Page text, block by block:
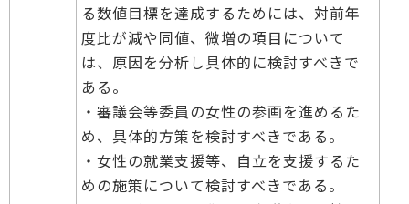
る数値目標を達成するためには、対前年
度比が減や同値、微増の項目について
は、原因を分析し具体的に検討すべきで
ある。
・審議会等委員の女性の参画を進めるた
め、具体的方策を検討すべきである。
・女性の就業支援等、自立を支援するた
めの施策について検討すべきである。